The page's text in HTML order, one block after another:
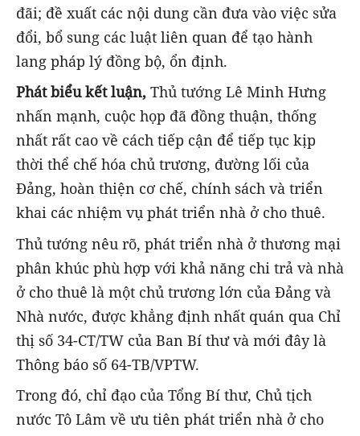
đãi; đề xuất các nội dung cần đưa vào việc sửa
đổi, bổ sung các luật liên quan để tạo hành
lang pháp lý đồng bộ, ổn định.
Phát biểu kết luận, Thủ tướng Lê Minh Hưng
nhấn mạnh, cuộc họp đã đồng thuận, thống
nhất rất cao về cách tiếp cận để tiếp tục kịp
thời thể chế hóa chủ trương, đường lối của
Đảng, hoàn thiện cơ chế, chính sách và triển
khai các nhiệm vụ phát triển nhà ở cho thuê.
Thủ tướng nêu rõ, phát triển nhà ở thương mại
phân khúc phù hợp với khả năng chi trả và nhà
ở cho thuê là một chủ trương lớn của Đảng và
Nhà nước, được khẳng định nhất quán qua Chỉ
thị số 34-CT/TW của Ban Bí thư và mới đây là
Thông báo số 64-TB/VPTW.
Trong đó, chỉ đạo của Tổng Bí thư, Chủ tịch
nước Tô Lâm về ưu tiên phát triển nhà ở cho